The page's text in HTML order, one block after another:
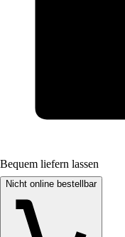
Bequem liefern lassen
Nicht online bestellbar